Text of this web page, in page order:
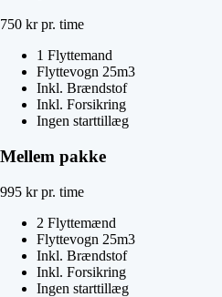
750 kr pr. time
1 Flyttemand
Flyttevogn 25m3
Inkl. Brændstof
Inkl. Forsikring
Ingen starttillæg
Mellem pakke
995 kr pr. time
2 Flyttemænd
Flyttevogn 25m3
Inkl. Brændstof
Inkl. Forsikring
Ingen starttillæg